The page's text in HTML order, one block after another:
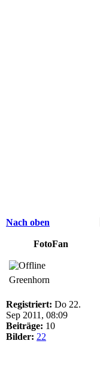
Nach oben
FotoFan
Greenhorn
Registriert: Do 22.
Sep 2011, 08:09
Beiträge: 10
Bilder: 22